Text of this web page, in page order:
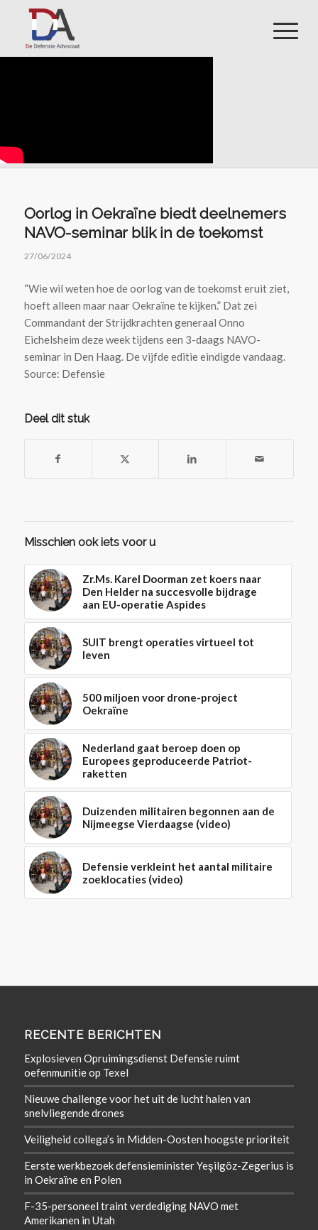
Oorlog in Oekraïne biedt deelnemers
NAVO-seminar blik in de toekomst
27/06/2024
“Wie wil weten hoe de oorlog van de toekomst eruit ziet,
hoeft alleen maar naar Oekraïne te kijken.” Dat zei
Commandant der Strijdkrachten generaal Onno
Eichelsheim deze week tijdens een 3-daags NAVO-
seminar in Den Haag. De vijfde editie eindigde vandaag.
Source: Defensie
Deel dit stuk
Misschien ook iets voor u
Zr.Ms. Karel Doorman zet koers naar
Den Helder na succesvolle bijdrage
aan EU-operatie Aspides
SUIT brengt operaties virtueel tot
leven
500 miljoen voor drone-project
Oekraïne
Nederland gaat beroep doen op
Europees geproduceerde Patriot-
raketten
Duizenden militairen begonnen aan de
Nijmeegse Vierdaagse (video)
Defensie verkleint het aantal militaire
zoeklocaties (video)
RECENTE BERICHTEN
Explosieven Opruimingsdienst Defensie ruimt
oefenmunitie op Texel
Nieuwe challenge voor het uit de lucht halen van
snelvliegende drones
Veiligheid collega’s in Midden-Oosten hoogste prioriteit
Eerste werkbezoek defensieminister Yeşilgöz-Zegerius is
in Oekraïne en Polen
F-35-personeel traint verdediging NAVO met
Amerikanen in Utah